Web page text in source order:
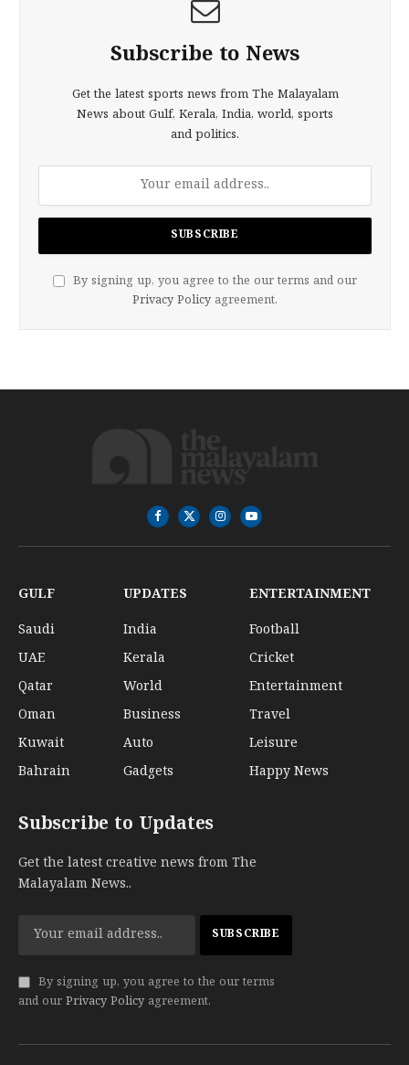
Subscribe to News
Get the latest sports news from The Malayalam
News about Gulf, Kerala, India, world, sports
and politics.
By signing up, you agree to the our terms and our
Privacy Policy agreement.
Facebook
X
(Twitter)
InstagramYouTube
GULF
Saudi
UAE
Qatar
Oman
Kuwait
Bahrain
UPDATES
India
Kerala
World
Business
Auto
Gadgets
ENTERTAINMENT
Football
Cricket
Entertainment
Travel
Leisure
Happy News
Subscribe to Updates
Get the latest creative news from The
Malayalam News..
By signing up, you agree to the our terms
and our Privacy Policy agreement.